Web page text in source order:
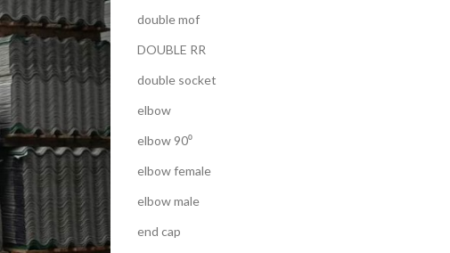
double mof
DOUBLE RR
double socket
elbow
elbow 90⁰
elbow female
elbow male
end cap